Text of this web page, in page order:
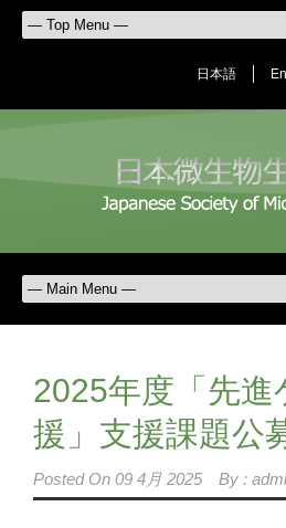
日本語
2025年度「先進
援」支援課題公
Posted On 09 4月 2025 By :